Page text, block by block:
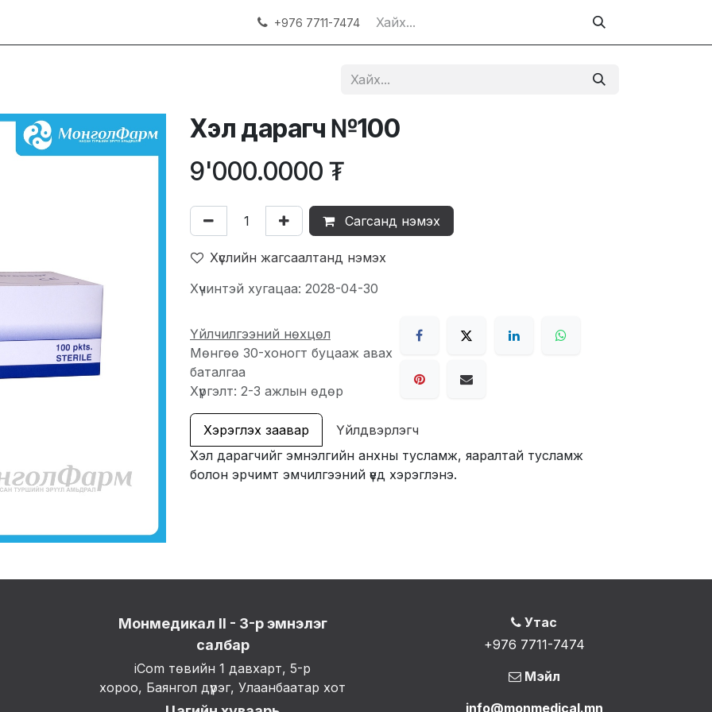
+976 7711-7474
Хэл дарагч №100
9'000.0000 ₮
Сагсанд нэмэх
Хүслийн жагсаалтанд нэмэх
Хүчинтэй хугацаа: 2028-04-30
Үйлчилгээний нөхцөл
Мөнгөө 30-хоногт буцааж авах
баталгаа
Хүргэлт: 2-3 ажлын өдөр
Хэрэглэх заавар
Үйлдвэрлэгч
Хэл дарагчийг эмнэлгийн анхны тусламж, яаралтай тусламж
болон эрчимт эмчилгээний үед хэрэглэнэ.
Утас
+976 7711-7474
Мэйл
info@monmedical.mn
Монмедикал II - 3-р эмнэлэг
салбар
iCom төвийн 1 давхарт, 5-р
хороо, Баянгол дүүрэг, Улаанбаатар хот